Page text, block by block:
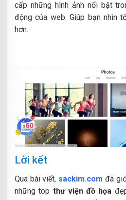
cấp những hình ảnh nổi bật
động của web. Giúp bạn nhìn
hơn.
Lời kết
Qua bài viết, sackim.com đã
những top thư viện đồ họa